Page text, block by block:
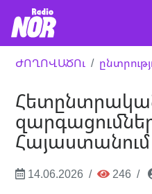
ԺՈՂՈՎԱԾՈւ
Հայաստանում
14.06.2026 246